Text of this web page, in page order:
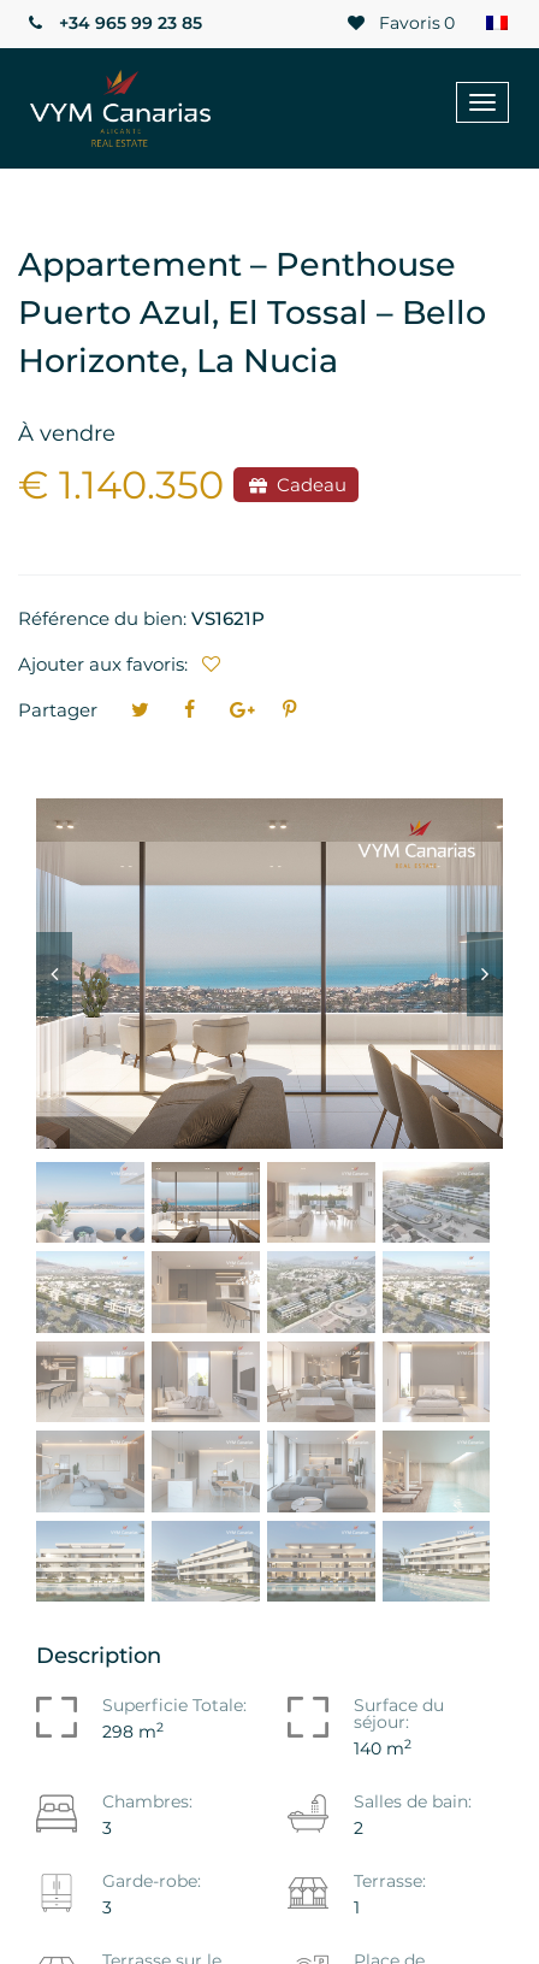
Favoris0
+34 965 99 23 85
Appartement – Penthouse
Puerto Azul, El Tossal – Bello
Horizonte, La Nucia
À vendre
€ 1.140.350 Cadeau
Référence du bien: VS1621P
Ajouter aux favoris:
Partager
Description
Superficie Totale:
298 m2
Surface du
séjour:
140 m2
Chambres:
3
Salles de bain:
2
Garde-robe:
3
Terrasse:
1